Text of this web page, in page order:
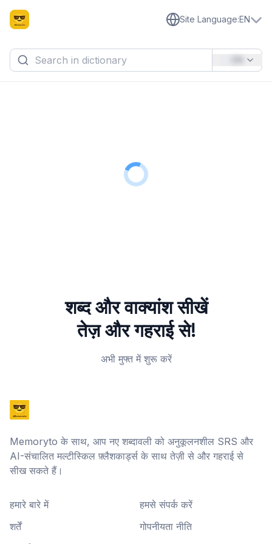
Site Language:EN
शब्द और वाक्यांश सीखें
तेज़ और गहराई से!
अभी मुफ्त में शुरू करें
Memoryto के साथ, आप नए शब्दावली को अनुकूलनशील SRS और
AI-संचालित मल्टीस्किल फ़्लैशकार्ड्स के साथ तेज़ी से और गहराई से
सीख सकते हैं।
हमारे बारे में
हमसे संपर्क करें
शर्तें
गोपनीयता नीति